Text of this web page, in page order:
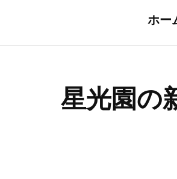
ホー
星光園の